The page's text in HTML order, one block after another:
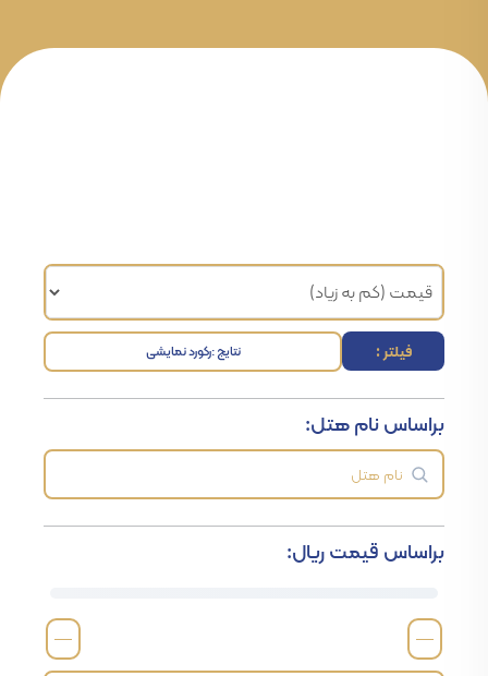
فیلتر : نتایج :رکورد نمایشی
براساس نام هتل:
براساس قیمت ریال:
—
—